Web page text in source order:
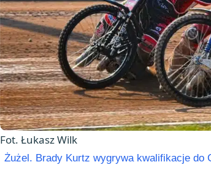
Fot. Łukasz Wilk
Żużel. Brady Kurtz wygrywa kwalifikacje do